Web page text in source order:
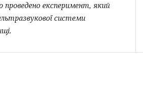
експеримент, який
системи